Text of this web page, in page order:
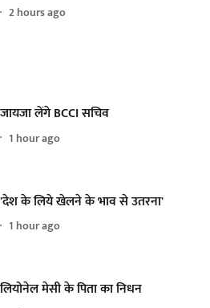
2 hours ago
जायजा लेंगे BCCI सचिव
1 hour ago
'देश के लिये खेलने के भाव से उतरना'
1 hour ago
लियोनेल मेसी के पिता का निधन